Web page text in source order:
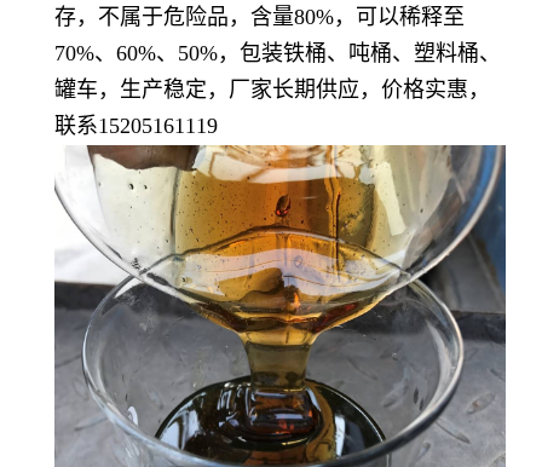
存，不属于危险品，含量80%，可以稀释至
70%、60%、50%，包装铁桶、吨桶、塑料桶、
罐车，生产稳定，厂家长期供应，价格实惠，
联系15205161119